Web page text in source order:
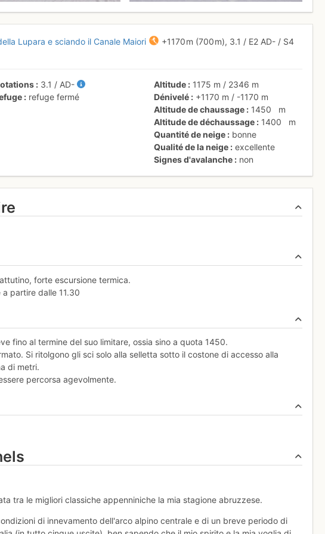
Lupara e sciando il Canale Maiori +1170 m (700 m), 3.1 / E2 AD- / S4
3.1 / AD-
refuge fermé
Altitude 1175 m / 2346 m
Dénivelé
+1170 m / -1170 m
Altitude de chaussage
1450
m
Altitude de déchaussage
1400
m
Quantité de neige
bonne
Qualité de la neige
excellente
Signes d'avalanche
non
forte escursione termica.
partire dalle 11.30
fino al termine del suo limitare, ossia sino a quota 1450.
Si ritolgono gli sci solo alla selletta sotto il costone di accesso alla
di metri.
percorsa agevolmente.
tra le migliori classiche appenniniche la mia stagione abruzzese.
di innevamento dell'arco alpino centrale e di un breve periodo di